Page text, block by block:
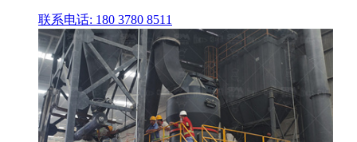
联系电话: 180 3780 8511